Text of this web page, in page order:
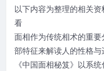
以下内容为整理的相关
看
面相作为传统相术的重
部特征来解读人的性格
《中国面相秘笈》以系